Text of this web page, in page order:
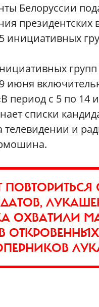
Белоруссии
президентских
инициативных
групп
июня
период с 5 по 14
списки
телевидении и
ОХВАТИЛИ